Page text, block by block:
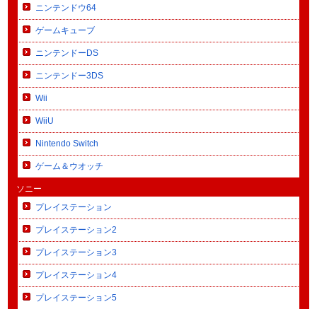
ニンテンドウ64
ゲームキューブ
ニンテンドーDS
ニンテンドー3DS
Wii
WiiU
Nintendo Switch
ゲーム＆ウオッチ
ソニー
プレイステーション
プレイステーション2
プレイステーション3
プレイステーション4
プレイステーション5